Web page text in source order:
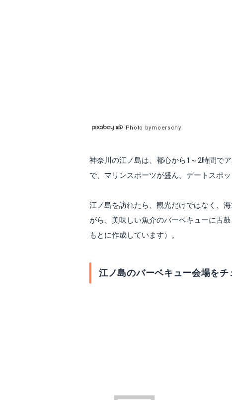
Photo bymoerschy
神奈川の江ノ島は、都心から1～2時間で
で、マリンスポーツが盛ん。デートスポ
江ノ島を訪れたら、観光だけではなく、
がら、美味しい魚介のバーベキューに舌
もとに作成しています）。
江ノ島のバーベキュー会場をチ